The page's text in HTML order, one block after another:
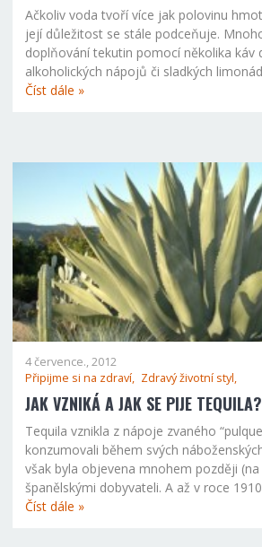
Ačkoliv voda tvoří více jak polovinu
její důležitost se stále podceňuje.
doplňování tekutin pomocí několika káv
alkoholických nápojů či sladkých
Číst dále »
4 července., 2012
Připijme si na zdraví, Zdravý životní styl,
JAK VZNIKÁ A JAK SE PIJE TEQUILA?
Tequila vznikla z nápoje zvaného
konzumovali během svých
však byla objevena mnohem později
španělskými dobyvateli. A až v roce
Číst dále »